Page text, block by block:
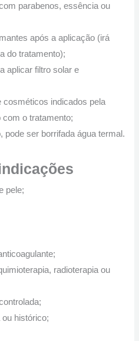
parabenos, essência ou
após a aplicação (irá
do tratamento);
aplicar filtro solar e
cosméticos indicados pela
com o tratamento;
pode ser borrifada água termal.
pele;
radioterapia ou
histórico;